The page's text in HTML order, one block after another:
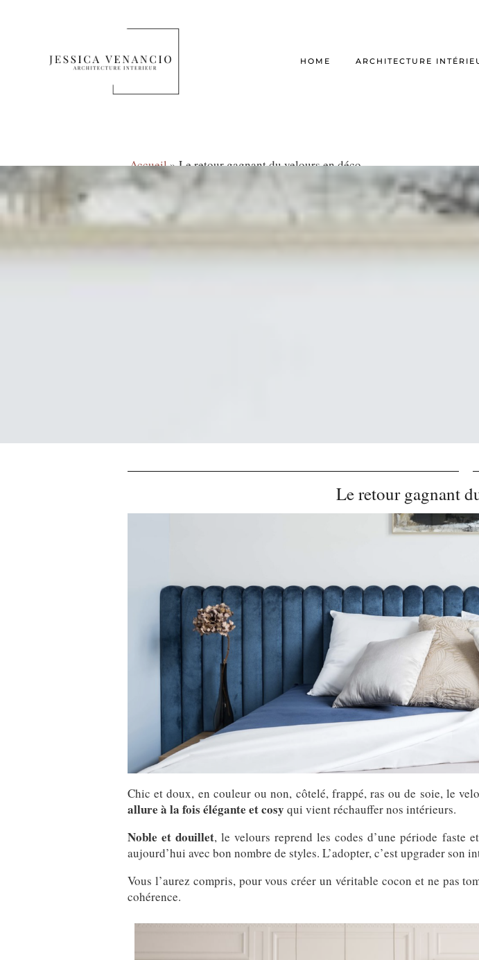
HOME ARCHITECTURE
Accueil»Le retour gagnant du velours en déco
Le retour gagnant
Chic et doux, en couleur ou non, côtelé, frappé, ras ou de soie, le
allure à la fois élégante et cosy qui vient réchauffer nos intérieurs.
Noble et douillet, le velours reprend les codes d’une période faste
aujourd’hui avec bon nombre de styles. L’adopter, c’est upgrader
Vous l’aurez compris, pour vous créer un véritable cocon et ne pas
cohérence.